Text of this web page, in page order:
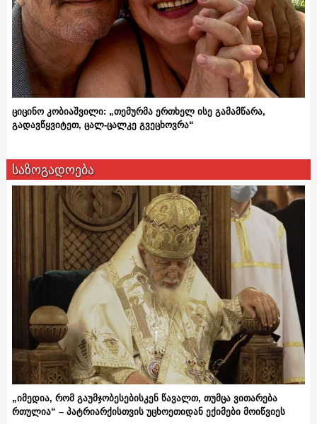
ციცინო კობიაშვილი: „თემურმა ერთხელ ისე გამამწარა,
გადავწყვიტეთ, ცალ-ცალკე გვეცხოვრა“
საზოგადოება
„იმედია, რომ გაუმჯობესებისკენ წავალთ, თუმცა ვითარება
რთულია“ – პატრიარქისთვის უცხოეთიდან ექიმები მოიწვიეს